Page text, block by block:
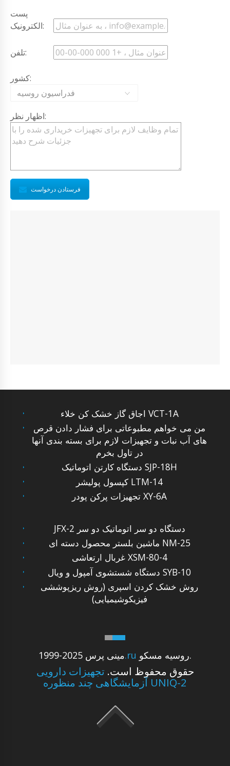
پست
الکترونیک:
تلفن:
کشور:
فدراسیون روسیه
اظهار نظر:
فرستادن درخواست
اجاق گاز خشک کن خلاء VCT-1A
من می خواهم مطبوعاتی برای فشار دادن قرص
های آب نبات و تجهیزات لازم برای بسته بندی آنها
در تاول بخرم
دستگاه کارتن اتوماتیک SJP-18H
کپسول پولیشر LTM-14
تجهیزات پرکن پودر XY-6A
1999-2025 مینی پرس.ru روسیه مسکو.
حقوق محفوظ است. تجهیزات دارویی
آزمایشگاهی چند منظوره UNIQ-2
JFX-2 دستگاه دو سر اتوماتیک دو سر
ماشین بلستر محصول دسته ای NM-25
غربال ارتعاشی XSM-80-4
دستگاه شستشوی آمپول و ویال SYB-10
روش خشک کردن اسپری (روش ریزپوششی
فیزیکوشیمیایی)